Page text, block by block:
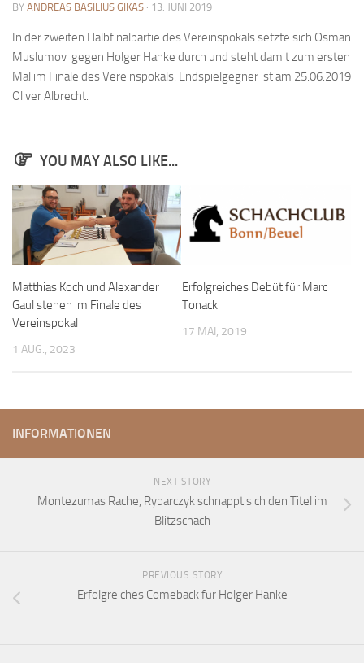
Vereinsschnellschachmeisterschaft
Blitzturnierserie
Schnellturnierserie
Bayernpokal
1. Mannschaft
2. Mannschaft
3. Mannschaft
4. Mannschaft
Jugendschach
Schach online
Verein
Anfahrt
Datenschutzordnung
BY ANDREAS BASILIUS GIKAS · 13. JUNI 2019
In der zweiten Halbfinalpartie des Vereinspokals setzte sich Osman
Muslumov gegen Holger Hanke durch und steht damit zum ersten
Mal im Finale des Vereinspokals. Endspielgegner ist am 25.06.2019
Oliver Albrecht.
YOU MAY ALSO LIKE...
Matthias Koch und Alexander
Gaul stehen im Finale des
Vereinspokal
1 AUG., 2023
Erfolgreiches Debüt für Marc
Tonack
17 MAI, 2019
INFORMATIONEN
NEXT STORY
Montezumas Rache, Rybarczyk schnappt sich den Titel im
Blitzschach
PREVIOUS STORY
Erfolgreiches Comeback für Holger Hanke